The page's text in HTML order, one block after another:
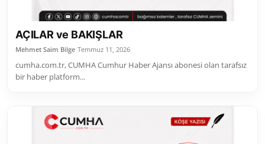
AÇILAR ve BAKIŞLAR
Mehmet Saim Bilge Temmuz 11, 2026
cumha.com.tr, CUMHA Cumhur Haber Ajansı abonesi olan tarafsız
bir haber platform...